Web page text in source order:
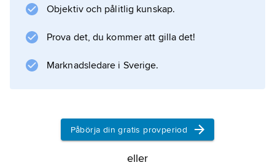
böcker om Santa Claus bilden av den
Objektiv och pålitlig kunskap.
Prova det, du kommer att gilla det!
Marknadsledare i Sverige.
Påbörja din gratis provperiod
eller